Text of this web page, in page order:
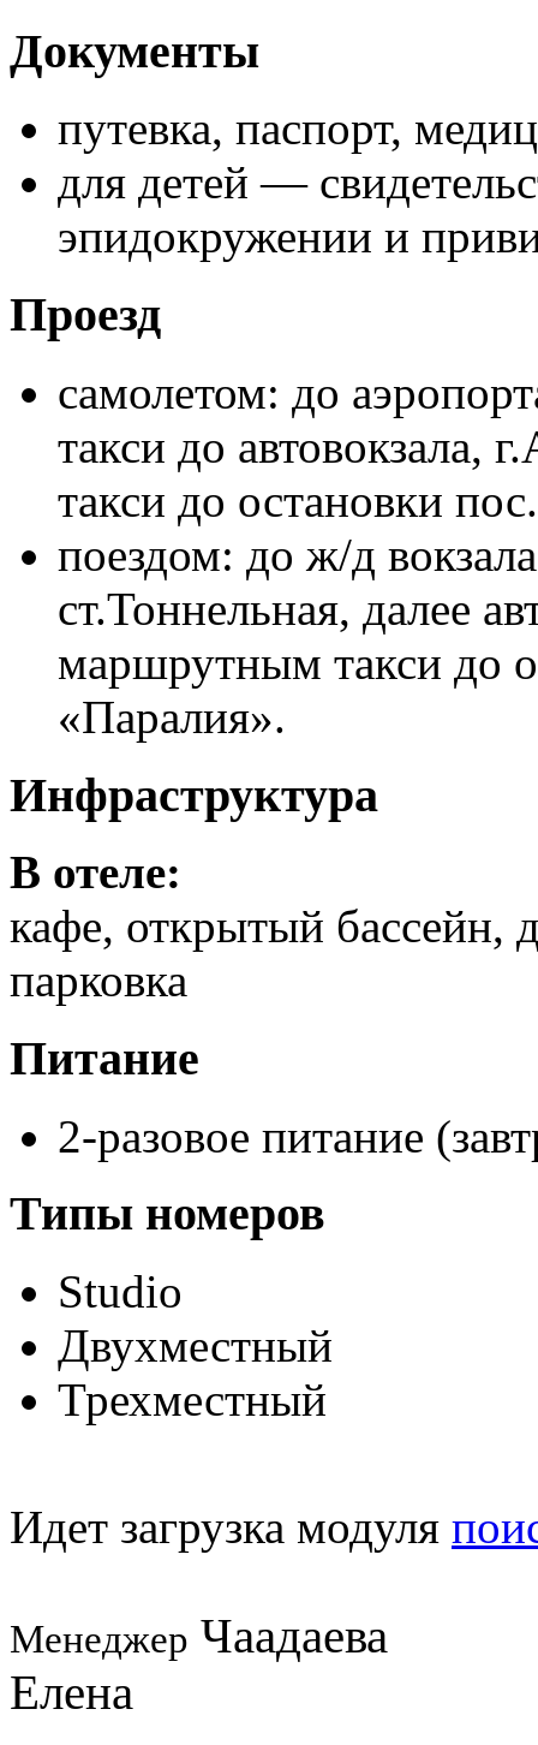
Документы
путевка, паспорт,
для детей —
эпидокружении и
Проезд
самолетом: до
такси до автовокзала,
такси до остановки
поездом: до ж/д
ст.Тоннельная, далее
маршрутным такси до
«Паралия».
Инфраструктура
В отеле:
кафе, открытый бассейн,
парковка
Питание
2-разовое питание
Типы номеров
Studio
Двухместный
Трехместный
Идет загрузка модуля
Менеджер Чаадаева
Елена